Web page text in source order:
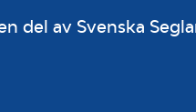
del av Svenska